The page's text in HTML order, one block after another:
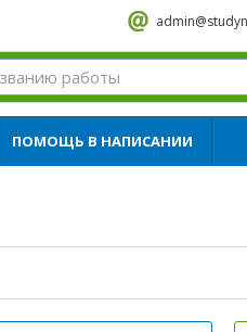
ПОМОЩЬ В НАПИСАНИИ